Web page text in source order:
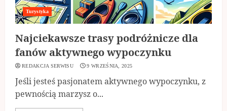
Turystyka
Najciekawsze trasy podróżnicze dla
fanów aktywnego wypoczynku
REDAKCJA SERWISU 9 WRZEŚNIA, 2025
Jeśli jesteś pasjonatem aktywnego wypoczynku, z
pewnością marzysz o...